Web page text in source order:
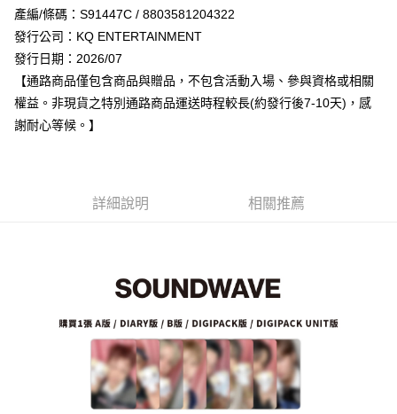
Apple Pay
街口支付
悠遊付
AFTEE先享後付
相關說明
１．簡單：不需註冊會員、不需綁卡、不需儲值。
２．便利：只要手機號碼，簡訊認證，即可結帳。
１．於結帳方式選擇「AFTEE先享後付」後，將跳轉至「AFTEE先享後付」
結帳頁面，進行簡訊認證並確認金額後，即可完成結帳。
３．收到繳費通知簡訊後14天內，點擊此簡訊中的連結，可透過四大超商／
ATM／網路銀行／等多元方式進行付款，方視為交易完成。
※ 請注意：結帳手續完成當下不需立刻繳費，但若您需要取消訂單，請聯絡
購買商品的店家。未經商家同意取消之訂單仍視為有效，需透過AFTEE先享
後付繳納相關費用。
※ 交易是否成功請以「AFTEE先享後付 」之結帳頁面顯示為準，若有關於
每筆NT$60，滿NT$1,599(含以上)免運費
每筆NT$60，滿NT$1,599(含以上)免運費
付款後7-11取貨
產編/條碼：S91447C / 8803581204322
發行公司：KQ ENTERTAINMENT
發行日期：2026/07
【通路商品僅包含商品與贈品，不包含活動入場、參與資格或相關
權益。非現貨之特別通路商品運送時程較長(約發行後7-10天)，感
謝耐心等候。】
詳細說明 相關推薦